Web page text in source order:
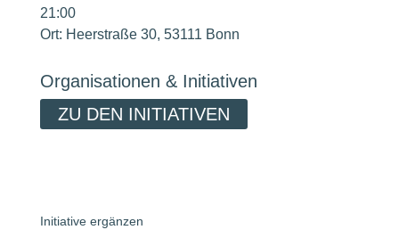
21:00
Ort: Heerstraße 30, 53111 Bonn
Organisationen & Initiativen
ZU DEN INITIATIVEN
Initiative ergänzen